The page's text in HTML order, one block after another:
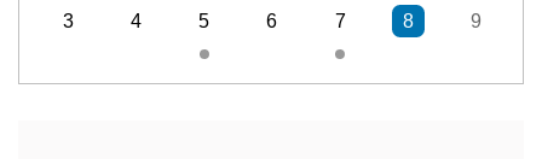
3 4 5 6 7 8 9